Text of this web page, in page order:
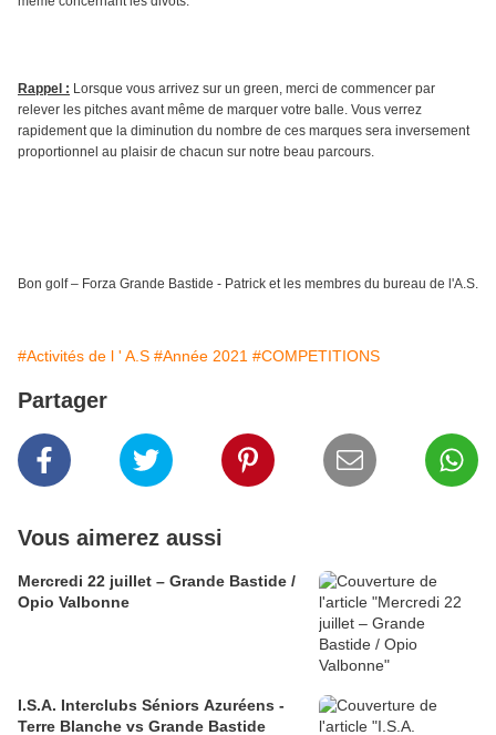
Rappel : Lorsque vous arrivez sur un green, merci de commencer par
relever les pitches avant même de marquer votre balle. Vous verrez
rapidement que la diminution du nombre de ces marques sera inversement
proportionnel au plaisir de chacun sur notre beau parcours.
Bon golf – Forza Grande Bastide - Patrick et les membres du bureau de l'A.S.
#Activités de l ' A.S #Année 2021 #COMPETITIONS
Partager
Vous aimerez aussi
Mercredi 22 juillet – Grande Bastide /
Opio Valbonne
I.S.A. Interclubs Séniors Azuréens -
Terre Blanche vs Grande Bastide